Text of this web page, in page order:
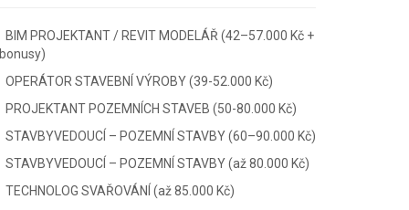
BIM PROJEKTANT / REVIT MODELÁŘ (42–57.000 Kč +
bonusy)
OPERÁTOR STAVEBNÍ VÝROBY (39-52.000 Kč)
PROJEKTANT POZEMNÍCH STAVEB (50-80.000 Kč)
STAVBYVEDOUCÍ – POZEMNÍ STAVBY (60–90.000 Kč)
STAVBYVEDOUCÍ – POZEMNÍ STAVBY (až 80.000 Kč)
TECHNOLOG SVAŘOVÁNÍ (až 85.000 Kč)